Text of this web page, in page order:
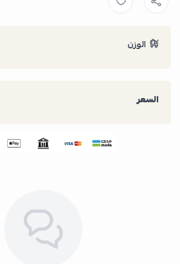
الوزن
السعر